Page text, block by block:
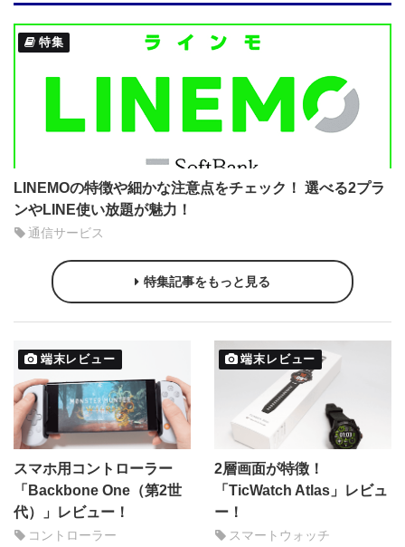
特集
LINEMOの特徴や細かな注意点をチェック！ 選べる2プラ
ンやLINE使い放題が魅力！
通信サービス
特集記事をもっと見る
端末レビュー
スマホ用コントローラー
「Backbone One（第2世
代）」レビュー！
コントローラー
端末レビュー
2層画面が特徴！
「TicWatch Atlas」レビュ
ー！
スマートウォッチ